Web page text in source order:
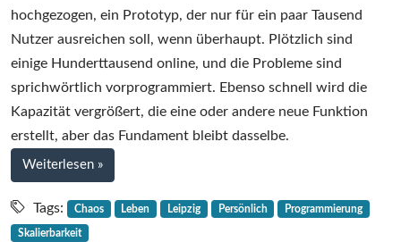
temporär…
…
oder
wenn
Notlösungen
zur
Normalität
werden
hochgezogen, ein Prototyp, der nur für ein paar Tausend
Nutzer ausreichen soll, wenn überhaupt. Plötzlich sind
einige Hunderttausend online, und die Probleme sind
sprichwörtlich vorprogrammiert. Ebenso schnell wird die
Kapazität vergrößert, die eine oder andere neue Funktion
erstellt, aber das Fundament bleibt dasselbe.
Weiterlesen bei
Permanent
temporär…
»
Tags: Chaos Leben Leipzig Persönlich Programmierung
Skalierbarkeit